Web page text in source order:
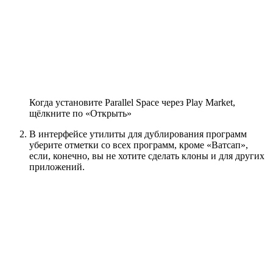
Когда установите Parallel Space через Play Market,
щёлкните по «Открыть»
В интерфейсе утилиты для дублирования программ
уберите отметки со всех программ, кроме «Ватсап»,
если, конечно, вы не хотите сделать клоны и для других
приложений.